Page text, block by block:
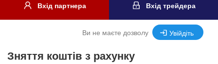
Вхід партнера Вхід трейдера
Ви не маєте дозволу Увійдіть
Зняття коштів з рахунку